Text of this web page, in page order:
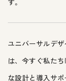
す。
ユニバーサルデ
は、今すぐ私た
な設計と導入サ